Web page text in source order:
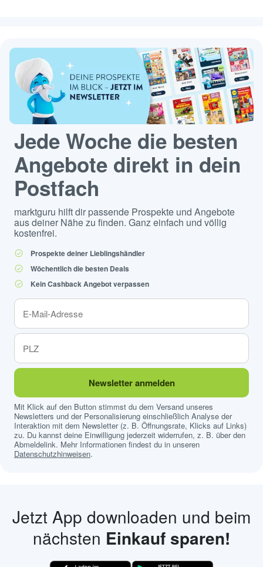
Jede Woche die besten
Angebote direkt in dein
Postfach
marktguru hilft dir passende Prospekte und Angebote
aus deiner Nähe zu finden. Ganz einfach und völlig
kostenfrei.
Prospekte deiner Lieblingshändler
Wöchentlich die besten Deals
Kein Cashback Angebot verpassen
Newsletter anmelden
Mit Klick auf den Button stimmst du dem Versand unseres
Newsletters und der Personalisierung einschließlich Analyse der
Interaktion mit dem Newsletter (z. B. Öffnungsrate, Klicks auf Links)
zu. Du kannst deine Einwilligung jederzeit widerrufen, z. B. über den
Abmeldelink. Mehr Informationen findest du in unseren
Datenschutzhinweisen.
Jetzt App downloaden und beim
nächsten Einkauf sparen!